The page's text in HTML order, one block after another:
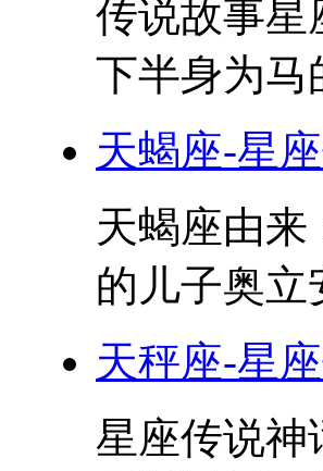
传说故事星
下半身为马
天蝎座-星
天蝎座由
的儿子奥立
天秤座-星
星座传说神